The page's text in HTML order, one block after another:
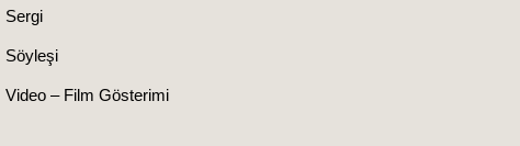
Sergi
Söyleşi
Video – Film Gösterimi